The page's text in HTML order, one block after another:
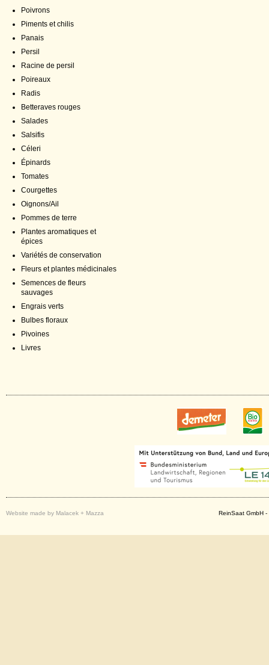
Poivrons
Piments et chilis
Panais
Persil
Racine de persil
Poireaux
Radis
Betteraves rouges
Salades
Salsifis
Céleri
Épinards
Tomates
Courgettes
Oignons/Ail
Pommes de terre
Plantes aromatiques et
épices
Variétés de conservation
Fleurs et plantes médicinales
Semences de fleurs
sauvages
Engrais verts
Bulbes floraux
Pivoines
Livres
Website made by Malacek + Mazza ReinSaat GmbH